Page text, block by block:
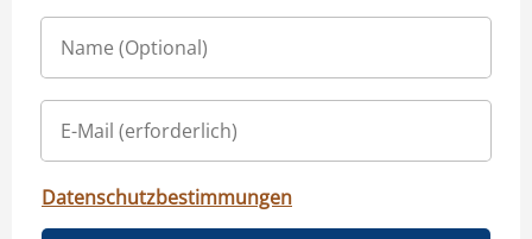
Datenschutzbestimmungen